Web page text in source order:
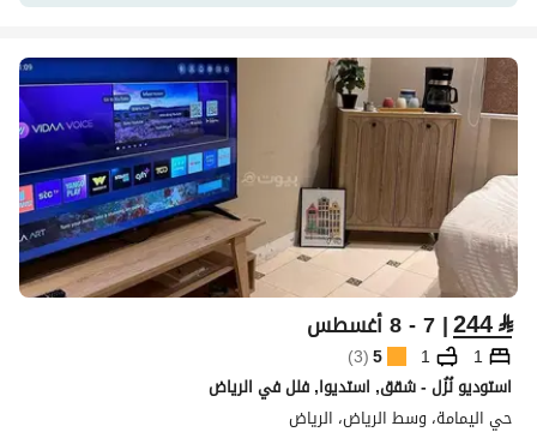
⃁
244| 7 - 8 أغسطس
1
1
5
(
3
)
استوديو نُزُل - شقق, استديوا, فلل في الرياض
حي اليمامة، وسط الرياض، الرياض